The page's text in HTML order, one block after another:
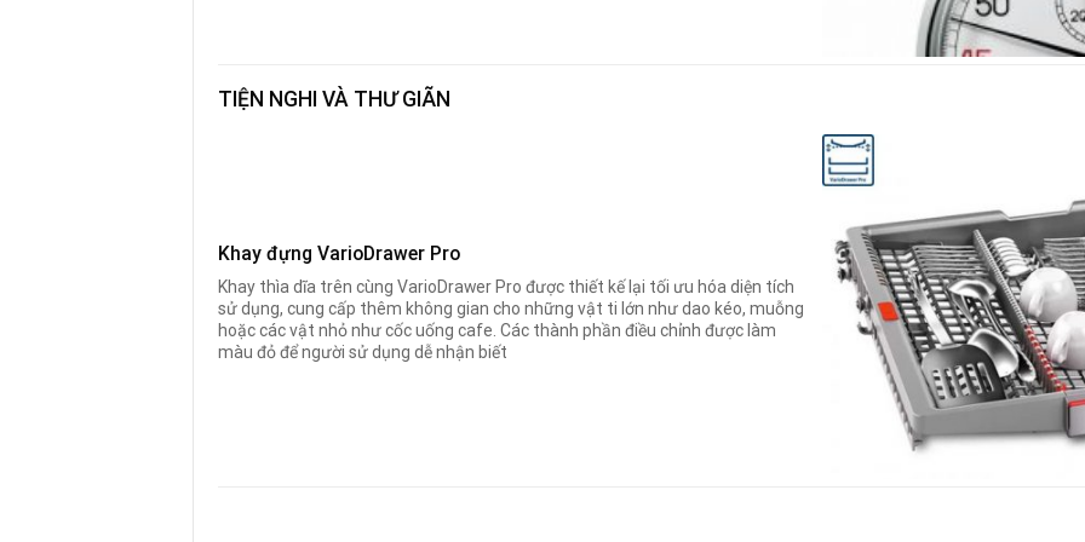
TIỆN NGHI VÀ THƯ GIÃN
Khay đựng VarioDrawer Pro
Khay thìa dĩa trên cùng VarioDrawer Pro được thiết kế lại tối ưu hóa diện tích
sử dụng, cung cấp thêm không gian cho những vật ti lớn như dao kéo, muỗng
hoặc các vật nhỏ như cốc uống cafe. Các thành phần điều chỉnh được làm
màu đỏ để người sử dụng dễ nhận biết